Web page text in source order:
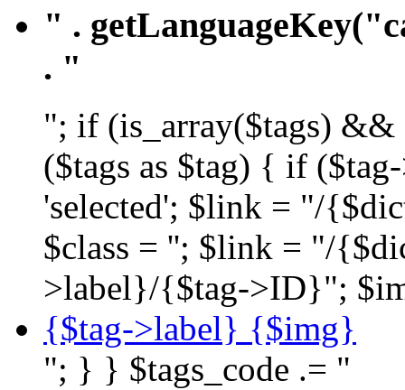
" .
. "
"; if (is_array($tags) &&
($tags as $tag) { if
'selected'; $link = "/
$class = ''; $link = "/
>label}/{$tag->ID}";
{$tag->label} {$img}
"; } } $tags_code .= "